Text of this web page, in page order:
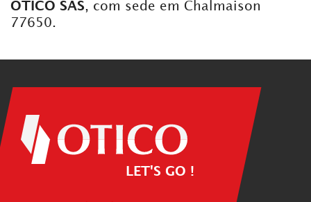
OTICO SAS, com sede em Chalmaison
77650.
LET'S GO !